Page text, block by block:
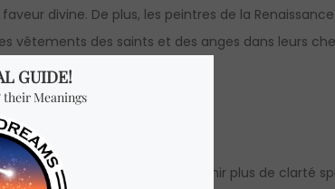
divine. De plus, les peintres de la
vêtements des saints et des anges dans leurs
sa signification intemporels.
renforcer votre intuition et obtenir plus de clarté